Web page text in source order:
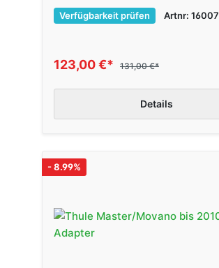
Verfügbarkeit prüfen Artnr: 16007
123,00 €* 131,00 €*
Details
- 8.99%